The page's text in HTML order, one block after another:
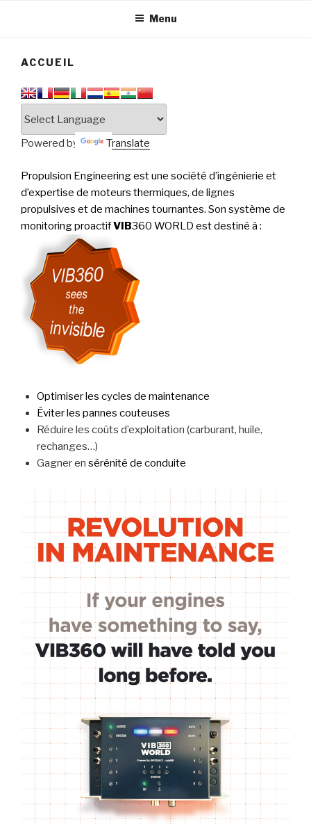
PERFORMANCE
Menu
ACCUEIL
Powered by Translate
Propulsion Engineering est une société d’ingénierie et
d’expertise de moteurs thermiques, de lignes
propulsives et de machines tournantes. Son système de
monitoring proactifVIB360 WORLD est destiné à :
Optimiser les cycles de maintenance
Éviter les pannes couteuses
Réduire les coûts d’exploitation (carburant, huile,
rechanges…)
Gagner en sérénité de conduite